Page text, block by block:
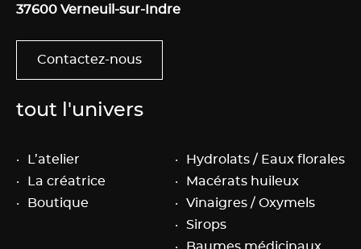
37600 Verneuil-sur-Indre
Contactez-nous
tout l'univers
L’atelier
La créatrice
Boutique
Hydrolats / Eaux florales
Macérats huileux
Vinaigres / Oxymels
Sirops